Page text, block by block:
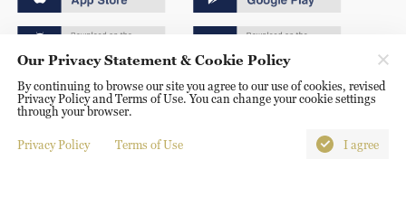
Copyright © 2024 CGTN.
京ICP备20000184号
京公网安备 11010502050052号
Our Privacy Statement & Cookie Policy
By continuing to browse our site you agree to our use of cookies, revised
Privacy Policy and Terms of Use. You can change your cookie settings
through your browser.
Privacy Policy Terms of Use I agree